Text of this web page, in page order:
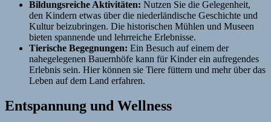
Bildungsreiche Aktivitäten: Nutzen Sie die Gelegenheit,
den Kindern etwas über die niederländische Geschichte und
Kultur beizubringen. Die historischen Mühlen und Museen
bieten spannende und lehrreiche Erlebnisse.
Tierische Begegnungen: Ein Besuch auf einem der
nahegelegenen Bauernhöfe kann für Kinder ein aufregendes
Erlebnis sein. Hier können sie Tiere füttern und mehr über das
Leben auf dem Land erfahren.
Entspannung und Wellness